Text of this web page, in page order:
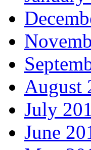
August
July
June